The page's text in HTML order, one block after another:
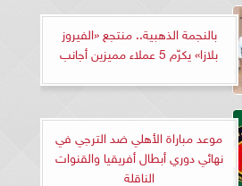
بالنجمة الذهبية.. منتجع «الفيروز
بلازا» يكرّم 5 عملاء مميزين أجانب
موعد مباراة الأهلي ضد الترجي في
نهائي دوري أبطال أفريقيا والقنوات
الناقلة